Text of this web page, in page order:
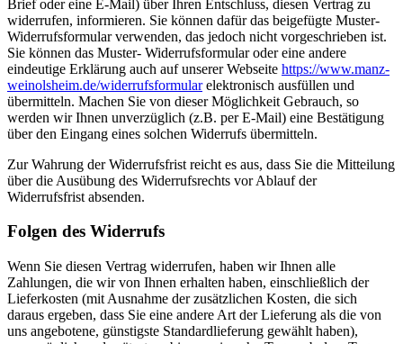
Brief oder eine E-Mail) über Ihren Entschluss, diesen Vertrag zu
widerrufen, informieren. Sie können dafür das beigefügte Muster-
Widerrufsformular verwenden, das jedoch nicht vorgeschrieben ist.
Sie können das Muster- Widerrufsformular oder eine andere
eindeutige Erklärung auch auf unserer Webseite https://www.manz-
weinolsheim.de/widerrufsformularelektronisch ausfüllen und
übermitteln. Machen Sie von dieser Möglichkeit Gebrauch, so
werden wir Ihnen unverzüglich (z.B. per E-Mail) eine Bestätigung
über den Eingang eines solchen Widerrufs übermitteln.
Zur Wahrung der Widerrufsfrist reicht es aus, dass Sie die Mitteilung
über die Ausübung des Widerrufsrechts vor Ablauf der
Widerrufsfrist absenden.
Folgen des Widerrufs
Wenn Sie diesen Vertrag widerrufen, haben wir Ihnen alle
Zahlungen, die wir von Ihnen erhalten haben, einschließlich der
Lieferkosten (mit Ausnahme der zusätzlichen Kosten, die sich
daraus ergeben, dass Sie eine andere Art der Lieferung als die von
uns angebotene, günstigste Standardlieferung gewählt haben),